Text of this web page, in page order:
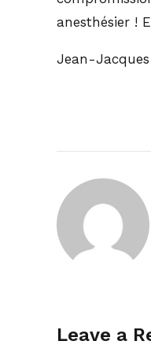
anesthésier !
Jean-
Leave a